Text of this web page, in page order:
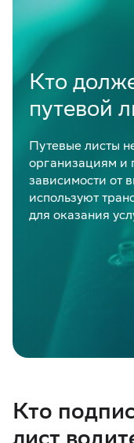
Кто
путевой
Путевые листы
организациям и
зависимости от
используют
для оказания
Кто
лист